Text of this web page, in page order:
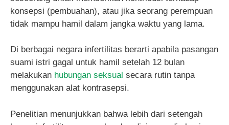
konsepsi (pembuahan), atau jika seorang perempuan
tidak mampu hamil dalam jangka waktu yang lama.
Di berbagai negara infertilitas berarti apabila pasangan
suami istri gagal untuk hamil setelah 12 bulan
melakukan hubungan seksual secara rutin tanpa
menggunakan alat kontrasepsi.
Penelitian menunjukkan bahwa lebih dari setengah